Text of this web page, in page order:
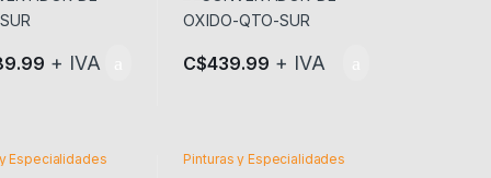
+ IVA C$439.99 + IVA
Especialidades Pinturas y Especialidades